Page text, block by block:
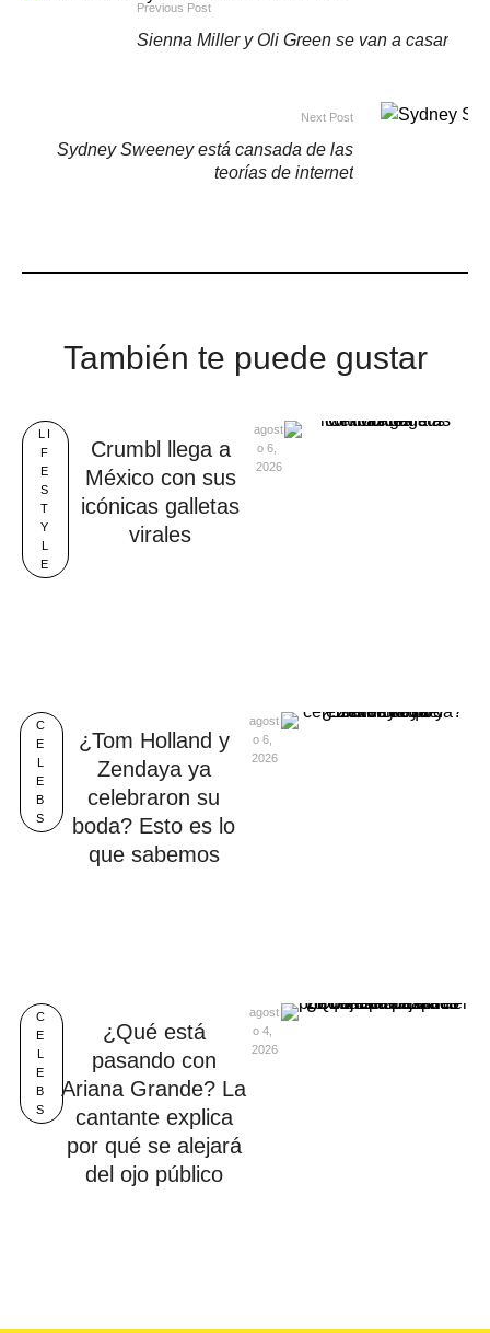
Previous Post
Sienna Miller y Oli Green se van a casar
Next Post
Sydney Sweeney está cansada de las
teorías de internet
También te puede gustar
LI
F
E
S
T
Y
L
E
Crumbl llega a
México con sus
icónicas galletas
virales
agost
o 6,
2026
C
E
E
B
S
¿Tom Holland y
Zendaya ya
celebraron su
boda? Esto es lo
que sabemos
agost
o 6,
2026
C
E
L
E
B
S
¿Qué está
pasando con
Ariana Grande? La
cantante explica
por qué se alejará
del ojo público
agost
o 4,
2026